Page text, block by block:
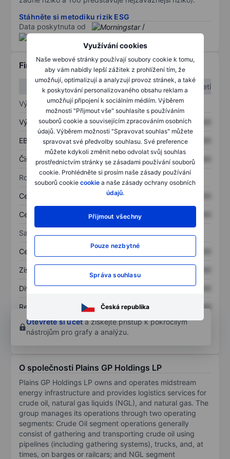
Využívání cookies
Naše webové stránky používají soubory cookie k tomu,
aby vám nabídly lepší zážitek z prohlížení tím, že
umožňují, optimalizují a analyzují provoz stránek, a také
k poskytování personalizovaného obsahu reklam a
umožňují připojení k sociálním médiím. Výběrem
možnosti "Přijmout vše" souhlasíte s používáním
souborů cookie a souvisejícím zpracováním osobních
údajů. Výběrem možnosti "Spravovat souhlas" můžete
spravovat své předvolby souhlasu. Své preference
můžete kdykoli změnit nebo odvolat svůj souhlas
prostřednictvím stránky se zásadami používání souborů
cookie. Prohlédněte si prosím naše zásady používání
souborů cookie cookie a naše zásady ochrany osobních
údajů.
Přijmout všechny
Pouze nezbytné
Správa souhlasu
Česká republika
Stáhněte si metodiku rizik ESG
Data poskytnuta od
/
Finanční informace
1. čtvrtletí
2. čtvrtletí
Výkaz zisku a ztráty
Výnos XXXXXXX XXXXXXX
EBITDA XXXXXXX XXXXXXX
Čistý příjem XXXXXXX XXXXXXX
Rozvaha
Celková aktiva XXXXXXX
Celkový dluh XXXXXXX
Sazby
Cena/tržby XXXXXXX
Zisk na akcii
Dividenda na akcii XXXXXXX XXXXXXX
Rentabilita kapitálu XXXXXXX
XXXXXXX
Otevřete si účeta získejte přístup k pokročilým
nástrojům pro grafy a analýzu.
O společnosti Plains GP Holdings LP
Plains GP Holdings LP owns and operates midstream
energy infrastructure and provides logistics services for
crude oil, natural gas liquids (NGL), and natural gas. The
group manages its operations through two operating
segments: Crude Oil segment operations generally
consist of gathering and transporting crude oil using
pipelines (including gathering systems), trucks, and, at
times, on barges or railcars; and NGL segment